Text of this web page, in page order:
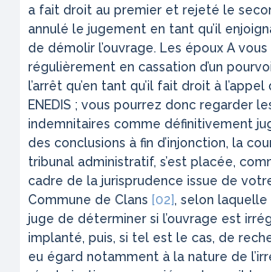
a fait droit au premier et rejeté le
annulé le jugement en tant qu’il
de démolir l’ouvrage. Les époux A vous
régulièrement en cassation d’un
l’arrêt qu’en tant qu’il fait droit à
ENEDIS ; vous pourrez donc regarder
indemnitaires comme définitivement
des conclusions à fin d’injonction, la
tribunal administratif, s’est placée,
cadre de la jurisprudence issue de
Commune de Clans [02], selon
juge de déterminer si l’ouvrage est
implanté, puis, si tel est le cas, de
eu égard notamment à la nature de